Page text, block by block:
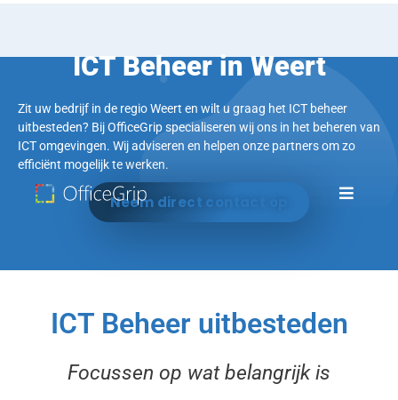
ICT Beheer in Weert
Zit uw bedrijf in de regio Weert en wilt u graag het ICT beheer
uitbesteden? Bij OfficeGrip specialiseren wij ons in het beheren van
ICT omgevingen. Wij adviseren en helpen onze partners om zo
efficiënt mogelijk te werken.
Neem direct contact op
ICT Beheer uitbesteden
Focussen op wat belangrijk is